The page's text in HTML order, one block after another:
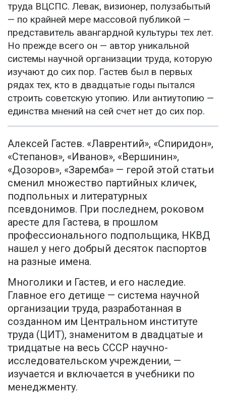
труда ВЦСПС. Левак, визионер, полузабытый
— по крайней мере массовой публикой —
представитель авангардной культуры тех лет.
Но прежде всего он — автор уникальной
системы научной организации труда, которую
изучают до сих пор. Гастев был в первых
рядах тех, кто в двадцатые годы пытался
строить советскую утопию. Или антиутопию —
единства мнений на сей счет нет до сих пор.
Алексей Гастев. «Лаврентий», «Спиридон»,
«Степанов», «Иванов», «Вершинин»,
«Дозоров», «Заремба» — герой этой статьи
сменил множество партийных кличек,
подпольных и литературных
псевдонимов. При последнем, роковом
аресте для Гастева, в прошлом
профессионального подпольщика, НКВД
нашел у него добрый десяток паспортов
на разные имена.
Многолики и Гастев, и его наследие.
Главное его детище — система научной
организации труда, разработанная в
созданном им Центральном институте
труда (ЦИТ), знаменитом в двадцатые и
тридцатые на весь СССР научно-
исследовательском учреждении, —
изучается и включается в учебники по
менеджменту.